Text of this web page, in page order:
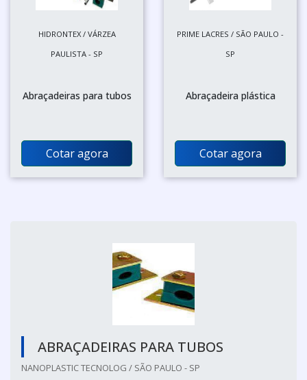
HIDRONTEX / VÁRZEA
PAULISTA - SP
Abraçadeiras para tubos
Cotar agora
PRIME LACRES / SÃO PAULO -
SP
Abraçadeira plástica
Cotar agora
ABRAÇADEIRAS PARA TUBOS
NANOPLASTIC TECNOLOG / SÃO PAULO - SP